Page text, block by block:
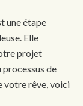
une étape
Elle
projet
de
votre rêve, voici